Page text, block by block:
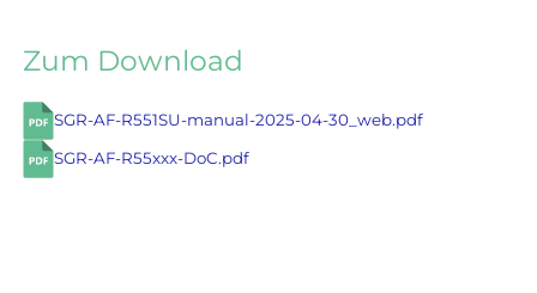
Zum Download
SGR-AF-R551SU-manual-2025-04-30_web.pdf
SGR-AF-R55xxx-DoC.pdf